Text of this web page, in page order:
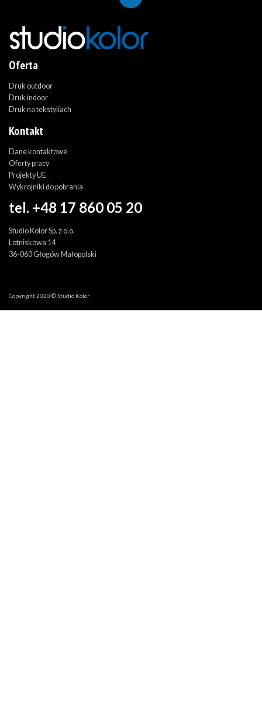
Oferta
Druk outdoor
Druk indoor
Druk na tekstyliach
Kontakt
Dane kontaktowe
Oferty pracy
Projekty UE
Wykrojniki do pobrania
tel. +48 17 860 05 20
Studio Kolor Sp. z o.o.
Lotniskowa 14
36-060 Głogów Małopolski
Copyright 2020 © Studio Kolor